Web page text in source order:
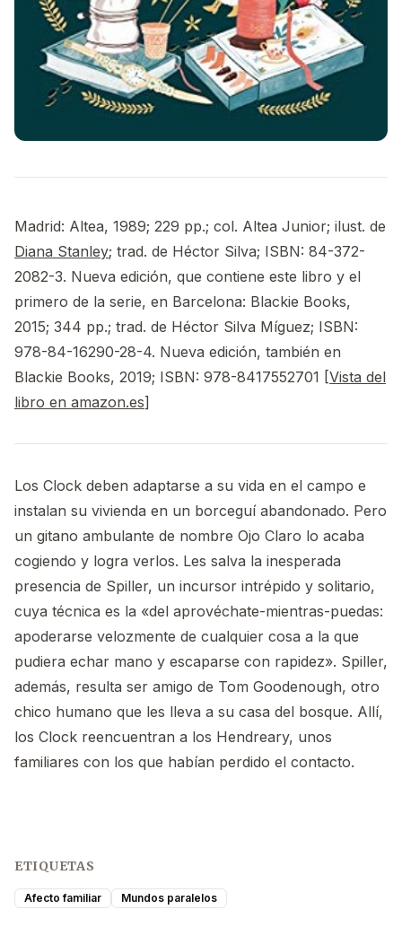
Madrid: Altea, 1989; 229 pp.; col. Altea Junior; ilust. de
Diana Stanley; trad. de Héctor Silva; ISBN: 84-372-
2082-3. Nueva edición, que contiene este libro y el
primero de la serie, en Barcelona: Blackie Books,
2015; 344 pp.; trad. de Héctor Silva Míguez; ISBN:
978-84-16290-28-4. Nueva edición, también en
Blackie Books, 2019; ISBN: 978-8417552701 [Vista del
libro en amazon.es]
Los Clock deben adaptarse a su vida en el campo e
instalan su vivienda en un borceguí abandonado. Pero
un gitano ambulante de nombre Ojo Claro lo acaba
cogiendo y logra verlos. Les salva la inesperada
presencia de Spiller, un incursor intrépido y solitario,
cuya técnica es la «del aprovéchate-mientras-puedas:
apoderarse velozmente de cualquier cosa a la que
pudiera echar mano y escaparse con rapidez». Spiller,
además, resulta ser amigo de Tom Goodenough, otro
chico humano que les lleva a su casa del bosque. Allí,
los Clock reencuentran a los Hendreary, unos
familiares con los que habían perdido el contacto.
ETIQUETAS
Afecto familiar Mundos paralelos